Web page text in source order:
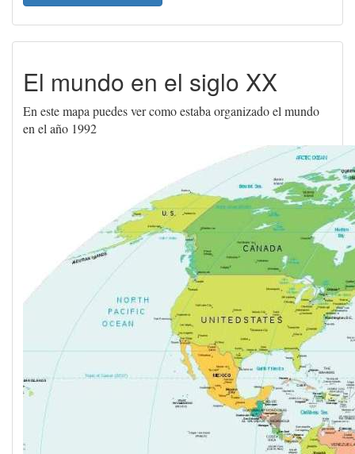
El mundo en el siglo XX
En este mapa puedes ver como estaba organizado el mundo
en el año 1992